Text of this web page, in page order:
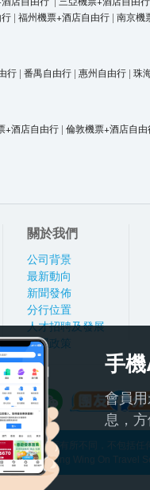
| 福州機票+酒店自由行 | 南京機
行 | 番禺自由行 | 惠州自由行 | 珠
+酒店自由行 | 倫敦機票+酒店自由
關於我們
公司背景
最新動向
新聞發佈
分行位置
人才招聘及發展
私隱政策
及出發日期而有所不同，不包括
司 Hong Kong Wing On Travel
手
會員
息，